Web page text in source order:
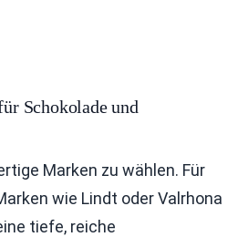
Schokolade und
Marken zu wählen. Für
wie Lindt oder Valrhona
tiefe, reiche